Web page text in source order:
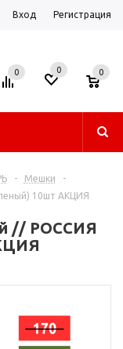
Вход Регистрация
0 0 0
- Мешки
-
10шт АКЦИЯ
// РОССИЯ